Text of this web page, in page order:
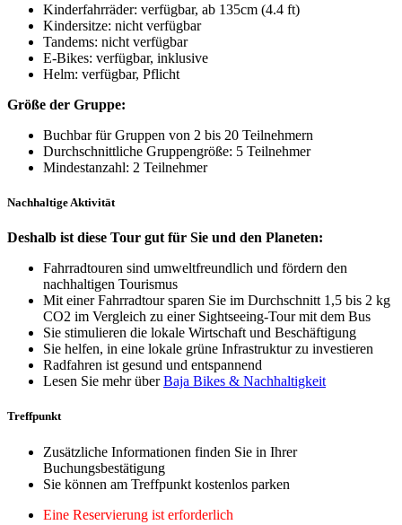
Kinderfahrräder: verfügbar, ab 135cm (4.4 ft)
Kindersitze: nicht verfügbar
Tandems: nicht verfügbar
E-Bikes: verfügbar, inklusive
Helm: verfügbar, Pflicht
Größe der Gruppe:
Buchbar für Gruppen von 2 bis 20 Teilnehmern
Durchschnittliche Gruppengröße: 5 Teilnehmer
Mindestanzahl: 2 Teilnehmer
Nachhaltige Aktivität
Deshalb ist diese Tour gut für Sie und den Planeten:
Fahrradtouren sind umweltfreundlich und fördern den
nachhaltigen Tourismus
Mit einer Fahrradtour sparen Sie im Durchschnitt 1,5 bis 2 kg
CO2 im Vergleich zu einer Sightseeing-Tour mit dem Bus
Sie stimulieren die lokale Wirtschaft und Beschäftigung
Sie helfen, in eine lokale grüne Infrastruktur zu investieren
Radfahren ist gesund und entspannend
Lesen Sie mehr überBaja Bikes & Nachhaltigkeit
Treffpunkt
Zusätzliche Informationen finden Sie in Ihrer
Buchungsbestätigung
Sie können am Treffpunkt kostenlos parken
Eine Reservierung ist erforderlich